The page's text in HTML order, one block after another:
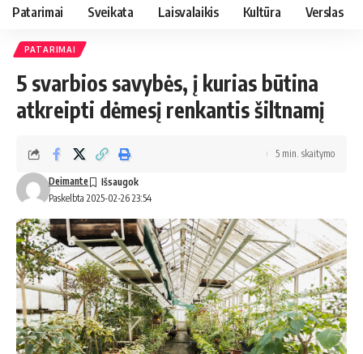
Resizer
Patarimai Sveikata Laisvalaikis Kultūra Verslas
PATARIMAI
5 svarbios savybės, į kurias būtina
atkreipti dėmesį renkantis šiltnamį
Paskelbta 2025-02-26 23:54
Deimante
5 min. skaitymo